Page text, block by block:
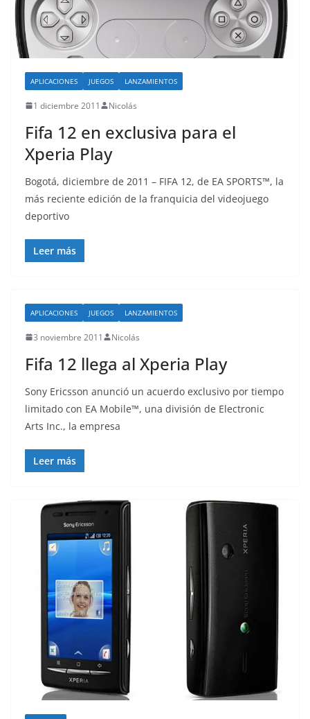
APLICACIONES JUEGOS LANZAMIENTOS
1 diciembre 2011 Nicolás
Fifa 12 en exclusiva para el
Xperia Play
Bogotá, diciembre de 2011 – FIFA 12, de EA SPORTS™, la
más reciente edición de la franquicia del videojuego
deportivo
Leer más
APLICACIONES JUEGOS LANZAMIENTOS
3 noviembre 2011 Nicolás
Fifa 12 llega al Xperia Play
Sony Ericsson anunció un acuerdo exclusivo por tiempo
limitado con EA Mobile™, una división de Electronic
Arts Inc., la empresa
Leer más